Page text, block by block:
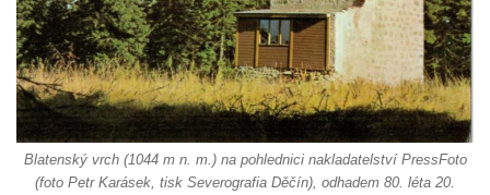
Vyhlídková věž archeoparku Na Jánu u
Netolic
Vyhlídka Supí vrch
Vyhlídka Pod Schillerovou výšinou v
Vyhlídka u kaple v Jirchářích na Doksanské
Blatenský vrch (1044 m n. m.) na pohlednici nakladatelství PressFoto
(foto Petr Karásek, tisk Severografia Děčín), odhadem 80. léta 20.